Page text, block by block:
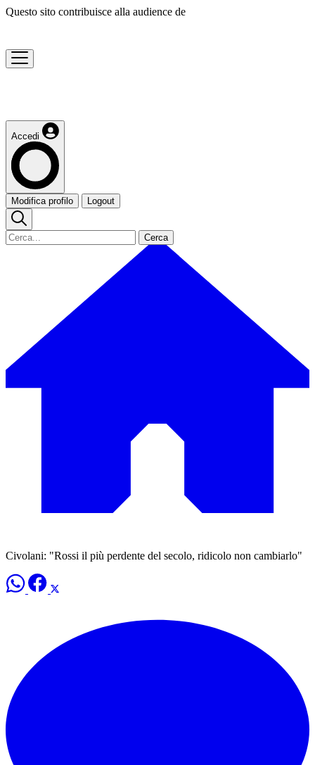
Questo sito contribuisce alla audience de
Accedi
Modifica profilo Logout
Cerca
Civolani: "Rossi il più perdente del secolo, ridicolo non cambiarlo"